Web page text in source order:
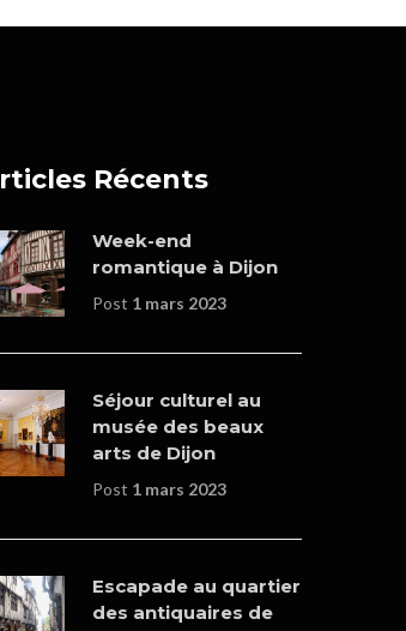
Récents
Week-end
romantique à Dijon
Post 1 mars 2023
Séjour culturel au
musée des beaux
arts de Dijon
Post 1 mars 2023
Escapade au quartier
des antiquaires de